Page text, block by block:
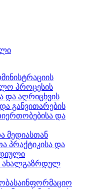
პროცესის
და აღრიცხვის
განვითარების
და
მედიასთან
პრაქტიკისა და
ახალგაზრდულ
საინფორმაციო